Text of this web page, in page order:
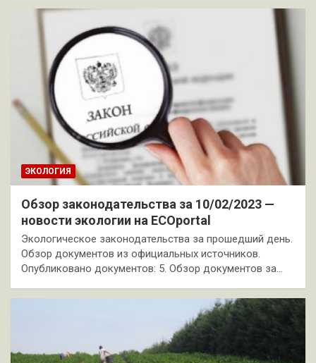
ЭКОЛОГИЯ
Обзор законодательства за 10/02/2023 —
новости экологии на ECOportal
Экологическое законодательства за прошедший день.
Обзор документов из официальных источников.
Опубликовано документов: 5. Обзор документов за…